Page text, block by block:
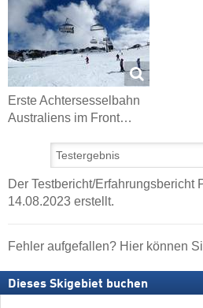
Erste Achtersesselbahn
Australiens im Front…
Der Testbericht/Erfahrungsbericht
14.08.2023 erstellt.
Fehler aufgefallen? Hier können
Dieses Skigebiet buchen